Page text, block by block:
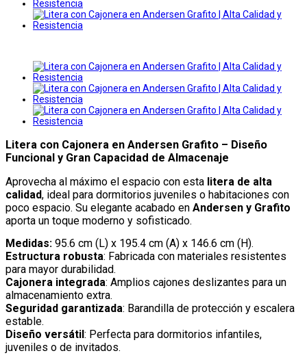
Litera con Cajonera en Andersen Grafito – Diseño
Funcional y Gran Capacidad de Almacenaje
Aprovecha al máximo el espacio con esta litera de alta
calidad, ideal para dormitorios juveniles o habitaciones con
poco espacio. Su elegante acabado en Andersen y Grafito
aporta un toque moderno y sofisticado.
Medidas: 95.6 cm (L) x 195.4 cm (A) x 146.6 cm (H).
Estructura robusta: Fabricada con materiales resistentes
para mayor durabilidad.
Cajonera integrada: Amplios cajones deslizantes para un
almacenamiento extra.
Seguridad garantizada: Barandilla de protección y escalera
estable.
Diseño versátil: Perfecta para dormitorios infantiles,
juveniles o de invitados.